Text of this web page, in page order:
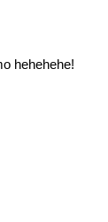
hehehehe!